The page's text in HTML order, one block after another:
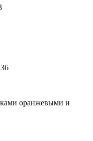
оранжевыми и